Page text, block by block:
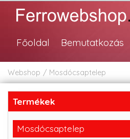
Főoldal Bemutatkozás
Webshop Mosdócsaptelep
Termékek
Mosdócsaptelep